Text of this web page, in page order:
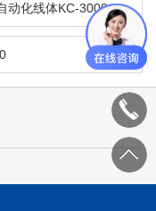
动化线体KC-3000